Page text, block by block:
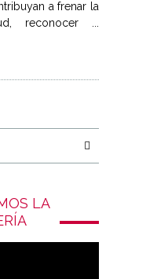
a frenar la
reconocer ...
LA